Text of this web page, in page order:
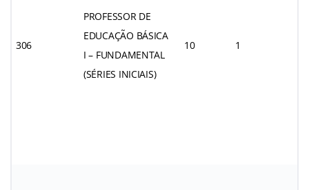
306
PROFESSOR DE
EDUCAÇÃO BÁSICA
I – FUNDAMENTAL
(SÉRIES INICIAIS)
10 1